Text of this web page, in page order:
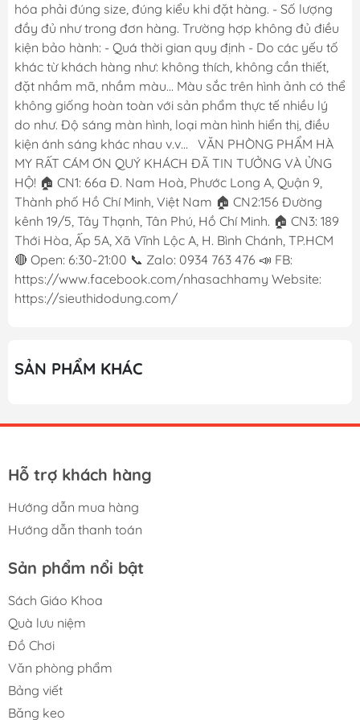
hóa phải đúng size, đúng kiểu khi đặt hàng. - Số lượng
đầy đủ như trong đơn hàng. Trường hợp không đủ điều
kiện bảo hành: - Quá thời gian quy định - Do các yếu tố
khác từ khách hàng như: không thích, không cần thiết,
đặt nhầm mã, nhầm màu... Màu sắc trên hình ảnh có thể
không giống hoàn toàn với sản phẩm thực tế nhiều lý
do như. Độ sáng màn hình, loại màn hình hiển thị, điều
kiện ánh sáng khác nhau v.v... VĂN PHÒNG PHẨM HÀ
MY RẤT CÁM ƠN QUÝ KHÁCH ĐÃ TIN TƯỞNG VÀ ỬNG
HỘ! 🏠 CN1: 66a Đ. Nam Hoà, Phước Long A, Quận 9,
Thành phố Hồ Chí Minh, Việt Nam 🏠 CN2:156 Đường
kênh 19/5, Tây Thạnh, Tân Phú, Hồ Chí Minh. 🏠 CN3: 189
Thới Hòa, Ấp 5A, Xã Vĩnh Lộc A, H. Bình Chánh, TP.HCM
🔴 Open: 6:30-21:00 📞 Zalo: 0934 763 476 📣 FB:
https://www.facebook.com/nhasachhamy Website:
https://sieuthidodung.com/
SẢN PHẨM KHÁC
Hỗ trợ khách hàng
Hướng dẫn mua hàng
Hướng dẫn thanh toán
Sản phẩm nổi bật
Sách Giáo Khoa
Quà lưu niệm
Đồ Chơi
Văn phòng phẩm
Bảng viết
Băng keo